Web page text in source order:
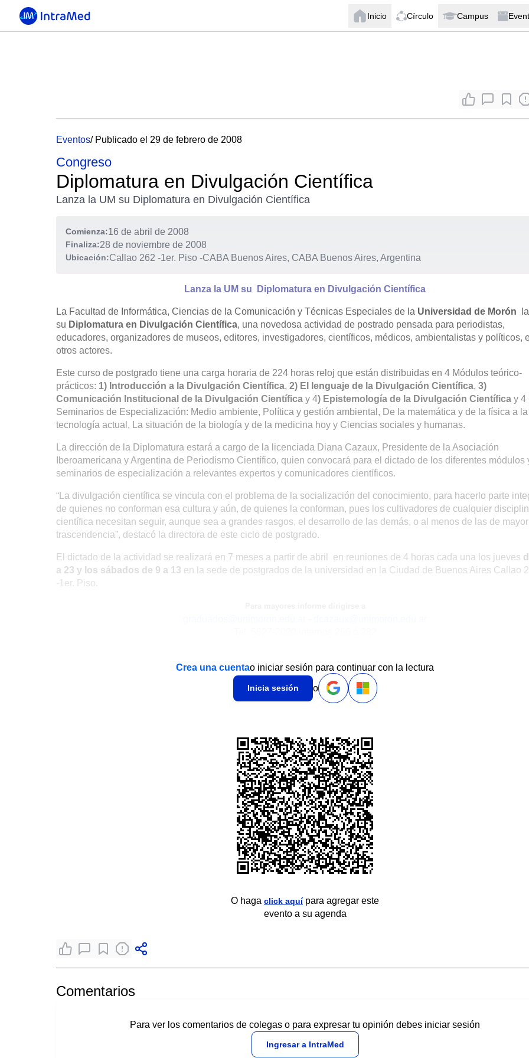
Inicio Círculo Campus
Eventos/ Publicado el 29 de febrero de 2008
Congreso
Diplomatura en Divulgación Científica
Lanza la UM su Diplomatura en Divulgación Científica
Comienza:16 de abril de 2008
Finaliza:28 de noviembre de 2008
Ubicación:Callao 262 -1er. Piso -CABA Buenos Aires, CABA Buenos Aires, Argentina
Lanza la UM su Diplomatura en Divulgación Científica
La Facultad de Informática, Ciencias de la Comunicación y Técnicas Especiales de la Universidad de Morón
su Diplomatura en Divulgación Científica, una novedosa actividad de postrado pensada para periodistas,
educadores, organizadores de museos, editores, investigadores, científicos, médicos, ambientalistas y políticos,
otros actores.
Este curso de postgrado tiene una carga horaria de 224 horas reloj que están distribuidas en 4 Módulos teórico-
prácticos: 1) Introducción a la Divulgación Científica, 2) El lenguaje de la Divulgación Científica, 3)
Comunicación Institucional de la Divulgación Científica y 4) Epistemología de la Divulgación Científica y 4
Seminarios de Especialización: Medio ambiente, Política y gestión ambiental, De la matemática y de la física a la
tecnología actual, La situación de la biología y de la medicina hoy y Ciencias sociales y humanas.
La dirección de la Diplomatura estará a cargo de la licenciada Diana Cazaux, Presidente de la Asociación
Iberoamericana y Argentina de Periodismo Científico, quien convocará para el dictado de los diferentes módulos
seminarios de especialización a relevantes expertos y comunicadores científicos.
“La divulgación científica se vincula con el problema de la socialización del conocimiento, para hacerlo parte
de quienes no conforman esa cultura y aún, de quienes la conforman, pues los cultivadores de cualquier
científica necesitan seguir, aunque sea a grandes rasgos, el desarrollo de las demás, o al menos de las de mayor
trascendencia”, destacó la directora de este ciclo de postgrado.
El dictado de la actividad se realizará en 7 meses a partir de abril en reuniones de 4 horas cada una los jueves
a 23 y los sábados de 9 a 13 en la sede de postgrados de la universidad en la Ciudad de Buenos Aires Callao
-1er. Piso.
Crea una cuentao iniciar sesión para continuar con la lectura
Inicia sesión o
O haga click aquípara agregar este
evento a su agenda
Comentarios
Para ver los comentarios de colegas o para expresar tu opinión debes iniciar sesión
Ingresar a IntraMed